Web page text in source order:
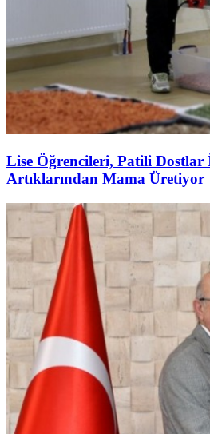
Lise Öğrencileri, Patili Dostlar
Artıklarından Mama Üretiyor